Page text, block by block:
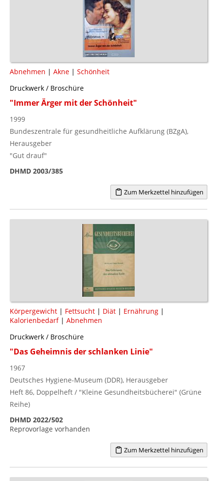
Abnehmen | Akne | Schönheit
Druckwerk / Broschüre
"Immer Ärger mit der Schönheit"
1999
Bundeszentrale für gesundheitliche Aufklärung (BZgA),
Herausgeber
"Gut drauf"
DHMD 2003/385
Zum Merkzettel hinzufügen
Körpergewicht | Fettsucht | Diät | Ernährung |
Kalorienbedarf| Abnehmen
Druckwerk / Broschüre
"Das Geheimnis der schlanken Linie"
1967
Deutsches Hygiene-Museum (DDR), Herausgeber
Heft 86, Doppelheft / "Kleine Gesundheitsbücherei" (Grüne
Reihe)
DHMD 2022/502
Reprovorlage vorhanden
Zum Merkzettel hinzufügen